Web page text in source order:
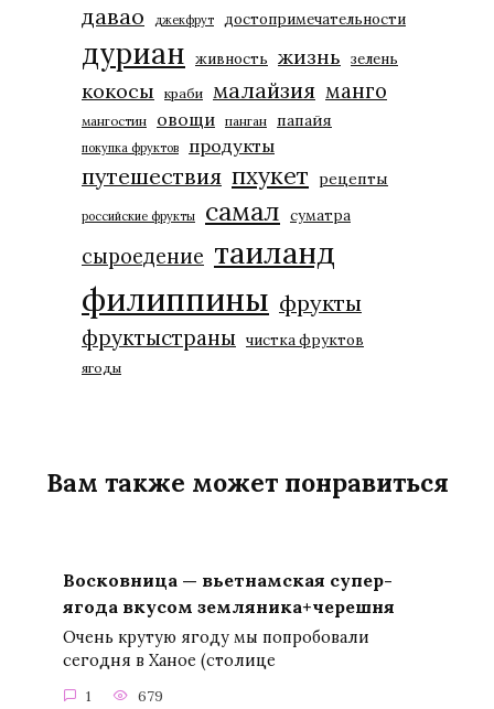
давао джекфрут достопримечательности
дуриан живность жизнь зелень
кокосы краби малайзия манго
мангостин овощи панган папайя
покупка фруктов продукты
путешествия пхукет рецепты
российские фрукты самал суматра
сыроедение таиланд
филиппины фрукты
фруктыстраны чистка фруктов
ягоды
Вам также может понравиться
Восковница — вьетнамская супер-
ягода вкусом земляника+черешня
Очень крутую ягоду мы попробовали
сегодня в Ханое (столице
1 679